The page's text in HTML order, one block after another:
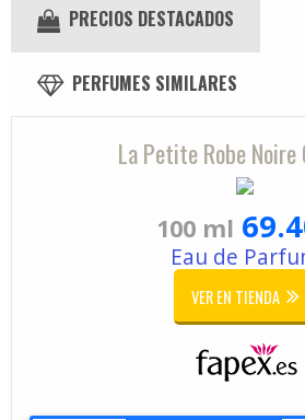
PRECIOS DESTACADOS
PERFUMES SIMILARES
La Petite Robe
100 ml
Eau de
VER EN TIENDA